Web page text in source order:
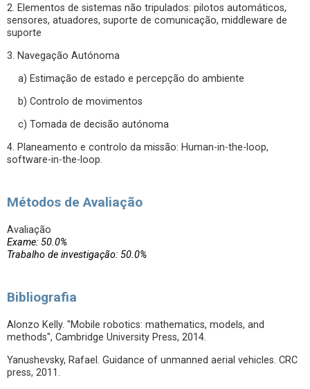
2. Elementos de sistemas não tripulados: pilotos automáticos,
sensores, atuadores, suporte de comunicação, middleware de
suporte
3. Navegação Autónoma
a) Estimação de estado e percepção do ambiente
b) Controlo de movimentos
c) Tomada de decisão autónoma
4. Planeamento e controlo da missão: Human-in-the-loop,
software-in-the-loop.
Métodos de Avaliação
Avaliação
Exame: 50.0%
Trabalho de investigação: 50.0%
Bibliografia
Alonzo Kelly. "Mobile robotics: mathematics, models, and
methods", Cambridge University Press, 2014.
Yanushevsky, Rafael. Guidance of unmanned aerial vehicles. CRC
press, 2011.